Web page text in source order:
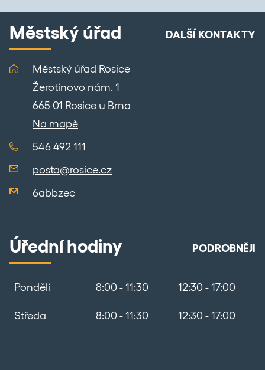
Městský úřad DALŠÍ KONTAKTY
Městský úřad Rosice
Žerotínovo nám. 1
665 01 Rosice u Brna
Na mapě
546 492 111
posta@rosice.cz
6abbzec
Úřední hodiny PODROBNĚJI
Pondělí 8:00 - 11:30 12:30 - 17:00
Středa 8:00 - 11:30 12:30 - 17:00